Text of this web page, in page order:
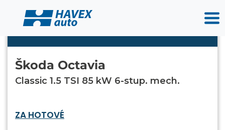
Škoda Octavia
Classic 1.5 TSI 85 kW 6-stup. mech.
ZA HOTOVÉ